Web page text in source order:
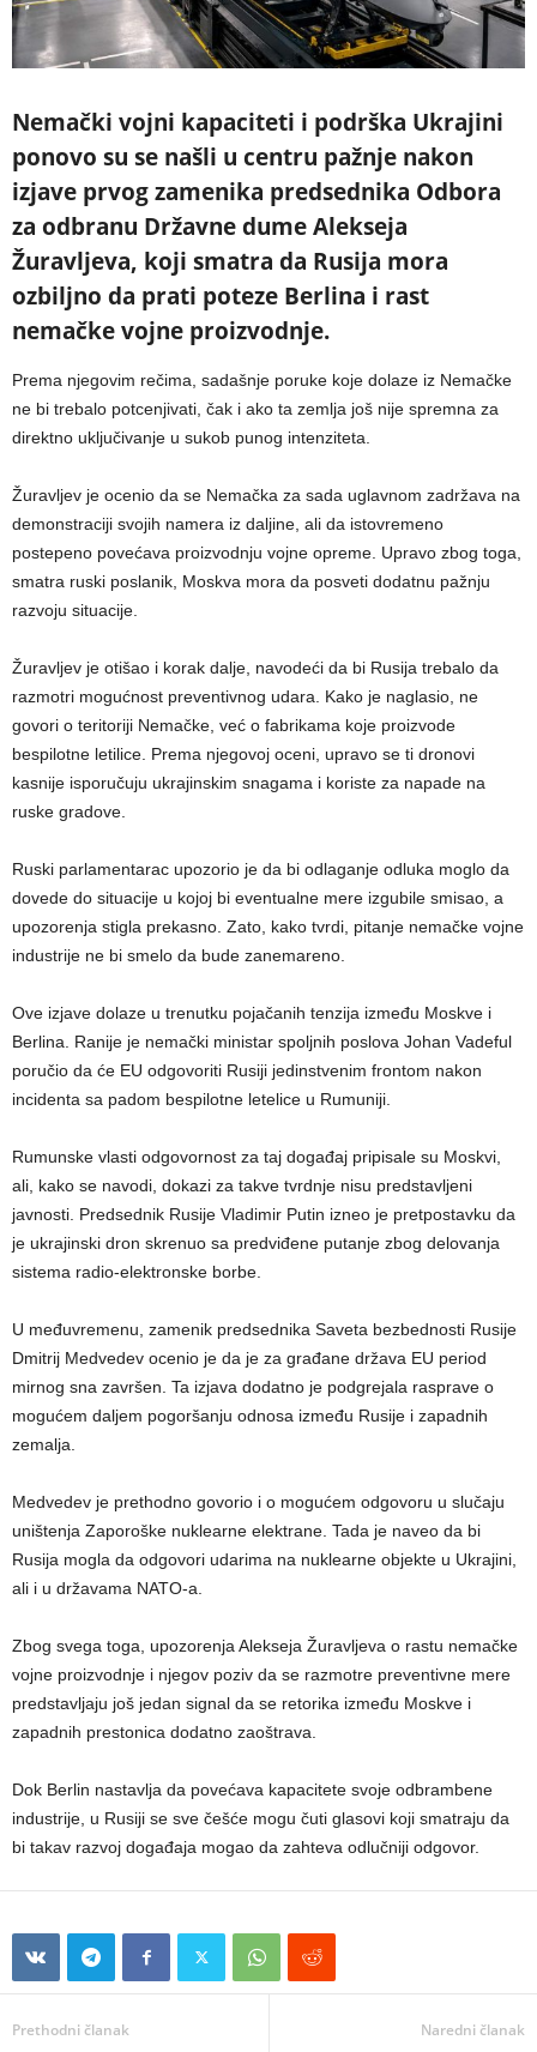
Nemački vojni kapaciteti i podrška Ukrajini
ponovo su se našli u centru pažnje nakon
izjave prvog zamenika predsednika Odbora
za odbranu Državne dume Alekseja
Žuravljeva, koji smatra da Rusija mora
ozbiljno da prati poteze Berlina i rast
nemačke vojne proizvodnje.
Prema njegovim rečima, sadašnje poruke koje dolaze iz Nemačke
ne bi trebalo potcenjivati, čak i ako ta zemlja još nije spremna za
direktno uključivanje u sukob punog intenziteta.
Žuravljev je ocenio da se Nemačka za sada uglavnom zadržava na
demonstraciji svojih namera iz daljine, ali da istovremeno
postepeno povećava proizvodnju vojne opreme. Upravo zbog toga,
smatra ruski poslanik, Moskva mora da posveti dodatnu pažnju
razvoju situacije.
Žuravljev je otišao i korak dalje, navodeći da bi Rusija trebalo da
razmotri mogućnost preventivnog udara. Kako je naglasio, ne
govori o teritoriji Nemačke, već o fabrikama koje proizvode
bespilotne letilice. Prema njegovoj oceni, upravo se ti dronovi
kasnije isporučuju ukrajinskim snagama i koriste za napade na
ruske gradove.
Ruski parlamentarac upozorio je da bi odlaganje odluka moglo da
dovede do situacije u kojoj bi eventualne mere izgubile smisao, a
upozorenja stigla prekasno. Zato, kako tvrdi, pitanje nemačke vojne
industrije ne bi smelo da bude zanemareno.
Ove izjave dolaze u trenutku pojačanih tenzija između Moskve i
Berlina. Ranije je nemački ministar spoljnih poslova Johan Vadeful
poručio da će EU odgovoriti Rusiji jedinstvenim frontom nakon
incidenta sa padom bespilotne letelice u Rumuniji.
Rumunske vlasti odgovornost za taj događaj pripisale su Moskvi,
ali, kako se navodi, dokazi za takve tvrdnje nisu predstavljeni
javnosti. Predsednik Rusije Vladimir Putin izneo je pretpostavku da
je ukrajinski dron skrenuo sa predviđene putanje zbog delovanja
sistema radio-elektronske borbe.
U međuvremenu, zamenik predsednika Saveta bezbednosti Rusije
Dmitrij Medvedev ocenio je da je za građane država EU period
mirnog sna završen. Ta izjava dodatno je podgrejala rasprave o
mogućem daljem pogoršanju odnosa između Rusije i zapadnih
zemalja.
Medvedev je prethodno govorio i o mogućem odgovoru u slučaju
uništenja Zaporoške nuklearne elektrane. Tada je naveo da bi
Rusija mogla da odgovori udarima na nuklearne objekte u Ukrajini,
ali i u državama NATO-a.
Zbog svega toga, upozorenja Alekseja Žuravljeva o rastu nemačke
vojne proizvodnje i njegov poziv da se razmotre preventivne mere
predstavljaju još jedan signal da se retorika između Moskve i
zapadnih prestonica dodatno zaoštrava.
Dok Berlin nastavlja da povećava kapacitete svoje odbrambene
industrije, u Rusiji se sve češće mogu čuti glasovi koji smatraju da
bi takav razvoj događaja mogao da zahteva odlučniji odgovor.
Prethodni članak Naredni članak